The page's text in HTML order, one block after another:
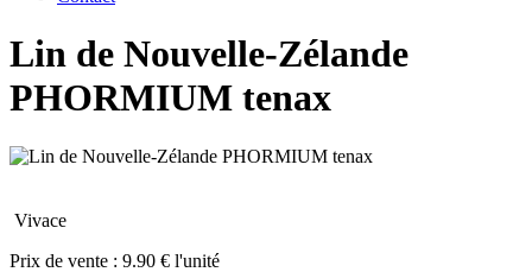
Lin de Nouvelle-Zélande
PHORMIUM tenax
Vivace
Prix de vente : 9.90 € l'unité